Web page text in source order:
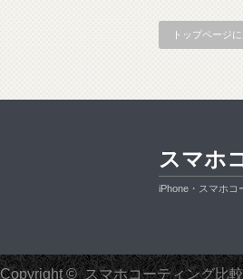
トップページ
スマホ
iPhone・スマホコ
Copyright ©スマホコーティング比較